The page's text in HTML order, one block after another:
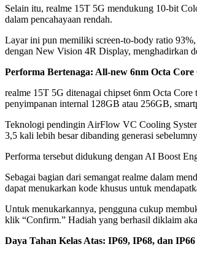
Selain itu, realme 15T 5G mendukung 10-bit
dalam pencahayaan rendah.
Layar ini pun memiliki screen-to-body ratio
dengan New Vision 4R Display, menghadirkan
Performa Bertenaga: All-new 6nm Octa Core
realme 15T 5G ditenagai chipset 6nm Octa
penyimpanan internal 128GB atau 256GB,
Teknologi pendingin AirFlow VC Cooling
3,5 kali lebih besar dibanding generasi
Performa tersebut didukung dengan AI Boost
Sebagai bagian dari semangat realme dalam
dapat menukarkan kode khusus untuk
Untuk menukarkannya, pengguna cukup
klik “Confirm.” Hadiah yang berhasil diklaim
Daya Tahan Kelas Atas: IP69, IP68, dan IP66